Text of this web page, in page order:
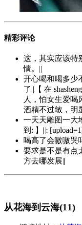
精彩评论
这，其实应该特
情。||
开心喝和喝多少
了||【 在
人，怕女生爱喝
酒精不过敏，明
一天天雕图一大
到: 】||:
喝高了会嗷嗷哭
要求是不是有点
方去哪发展||
从花海到云海(11)